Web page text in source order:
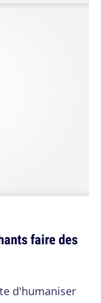
faire des
d'humaniser